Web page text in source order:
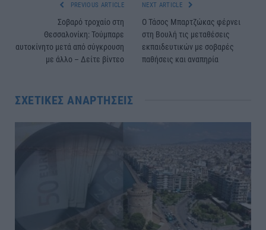
PREVIOUS ARTICLE
Σοβαρό τροχαίο στη
Θεσσαλονίκη: Τούμπαρε
αυτοκίνητο μετά από σύγκρουση
με άλλο – Δείτε βίντεο
NEXT ARTICLE
Ο Τάσος Μπαρτζώκας φέρνει
στη Βουλή τις μεταθέσεις
εκπαιδευτικών με σοβαρές
παθήσεις και αναπηρία
ΣΧΕΤΙΚΈΣ ΑΝΑΡΤΉΣΕΙΣ